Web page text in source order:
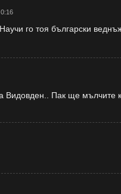
го тоя български
Видовден.. Пак ще мълчите